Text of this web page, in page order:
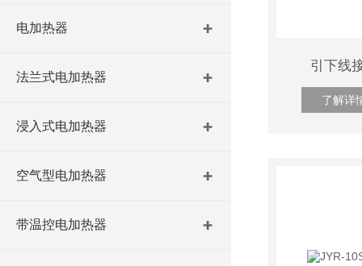
电加热器
法兰式电加热器
浸入式电加热器
空气型电加热器
带温控电加热器
引下线
了解详